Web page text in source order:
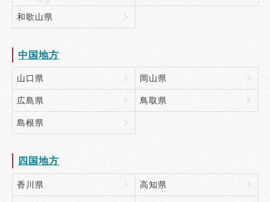
和歌山県
中国地方
山口県 岡山県
広島県 鳥取県
島根県
四国地方
香川県 高知県